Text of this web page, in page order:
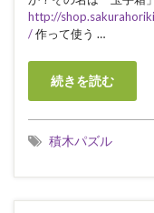
http://
/作って使う …
続きを読む
積木パズル